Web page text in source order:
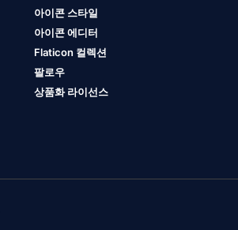
아이콘 스타일
아이콘 에디터
Flaticon 컬렉션
팔로우
상품화 라이선스